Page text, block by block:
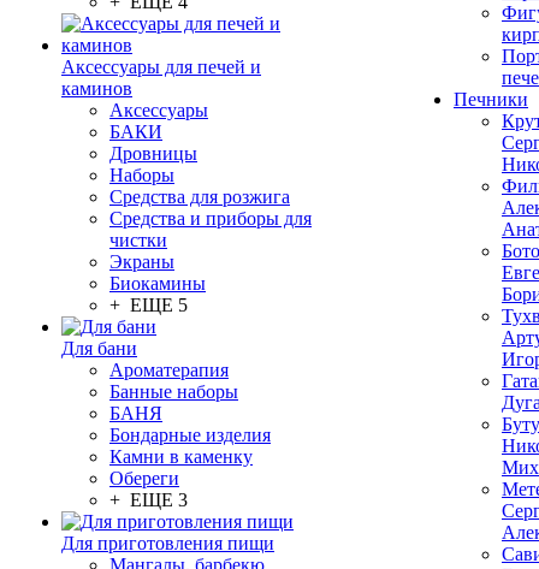
Аксессуары для печей и
каминов
Аксессуары
БАКИ
Дровницы
Наборы
Средства для розжига
Средства и приборы для
чистки
Экраны
Биокамины
+ ЕЩЕ 5
Для бани
Ароматерапия
Банные наборы
БАНЯ
Бондарные изделия
Камни в каменку
Обереги
+ ЕЩЕ 3
Для приготовления пищи
Мангалы, барбекю
Печники